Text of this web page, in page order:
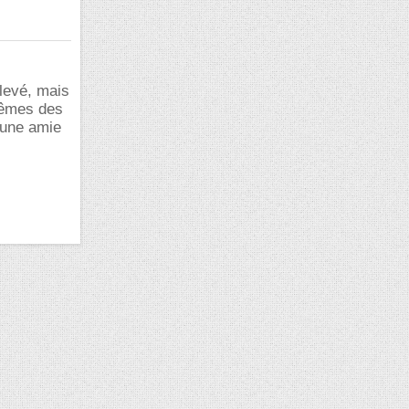
mais
des
amie